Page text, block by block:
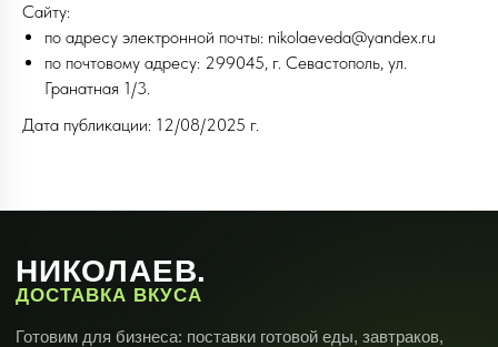
Сайту:
по адресу электронной почты: nikolaeveda@yandex.ru
по почтовому адресу: 299045, г. Севастополь, ул.
Гранатная 1/3.
Дата публикации: 12/08/2025 г.
НИКОЛАЕВ.
ДОСТАВКА ВКУСА
Готовим для бизнеса: поставки готовой еды, завтраков,